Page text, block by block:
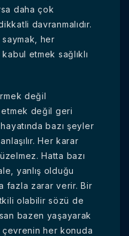
daha çok
davranmalıdır.
her
etmek sağlıklı
değil
etmek değil geri
bazı şeyler
Her karar
Hatta bazı
yanlış olduğu
fazla zarar verir. Bir
olabilir sözü de
bazen yaşayarak
çevrenin her konuda